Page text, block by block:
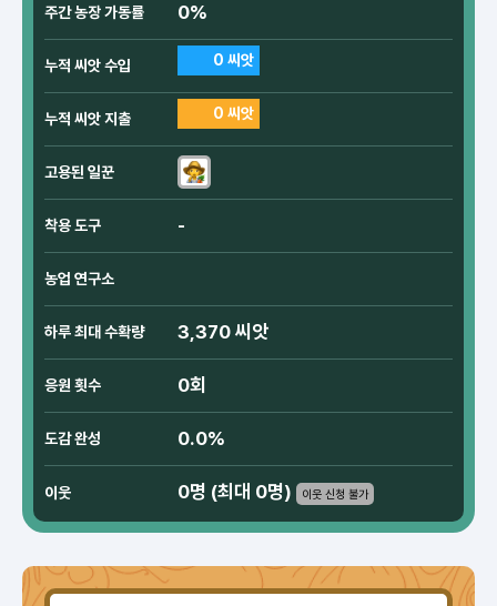
주간 농장 가동률 0%
누적 씨앗 수입 0 씨앗
누적 씨앗 지출 0 씨앗
고용된 일꾼
착용 도구 -
농업 연구소
하루 최대 수확량 3,370 씨앗
응원 횟수 0회
도감 완성 0.0%
이웃 0명 (최대 0명) 이웃 신청 불가